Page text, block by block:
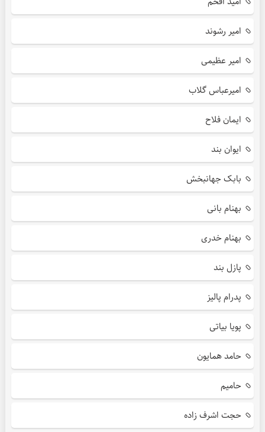
امیر رشوند
امیر عظیمی
امیرعباس گلاب
ایمان فلاح
ایوان بند
بابک جهانبخش
بهنام بانی
بهنام خدری
پازل بند
پدرام پالیز
پویا بیاتی
حامد همایون
حامیم
حجت اشرف زاده